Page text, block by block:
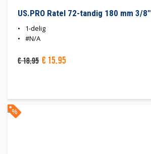
US.PRO Ratel 72-tandig 180 mm 3/8"
1-delig
#N/A
€18,95 € 15,95
%